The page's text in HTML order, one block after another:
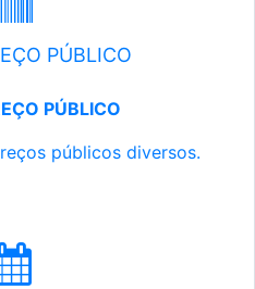
PÚBLICO
PÚBLICO
públicos diversos.